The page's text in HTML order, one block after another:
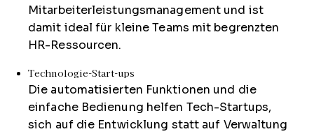
Mitarbeiterleistungsmanagement und ist
damit ideal für kleine Teams mit begrenzten
HR-Ressourcen.
Technologie-Start-ups
Die automatisierten Funktionen und die
einfache Bedienung helfen Tech-Startups,
sich auf die Entwicklung statt auf Verwaltung